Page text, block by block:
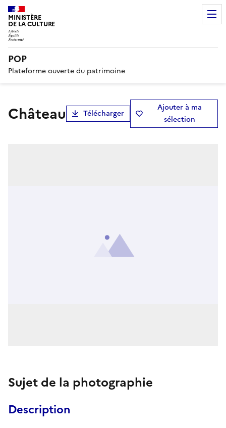
MINISTÈRE
DE LA CULTURE
POP
Plateforme ouverte du patrimoine
château Télécharger
Ajouter à ma
sélection
Sujet de la photographie
Description